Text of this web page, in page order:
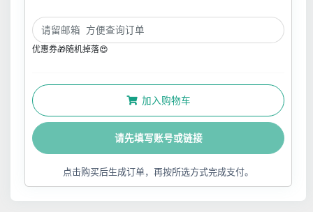
优惠券🎁随机掉落😍
加入购物车
请先填写账号或链接
点击购买后生成订单，再按所选方式完成支付。